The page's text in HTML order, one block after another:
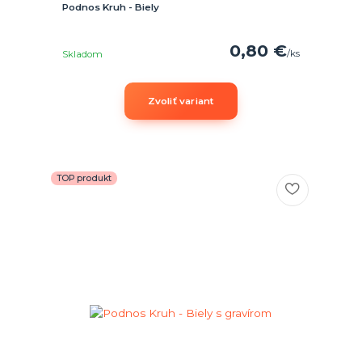
Podnos Kruh - Biely
0,80 €/ks
Skladom
Zvoliť variant
TOP produkt